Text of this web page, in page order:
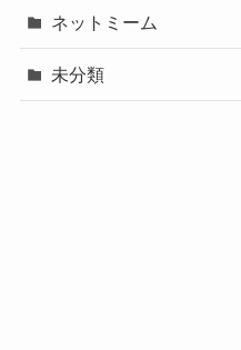
ネットミーム
未分類